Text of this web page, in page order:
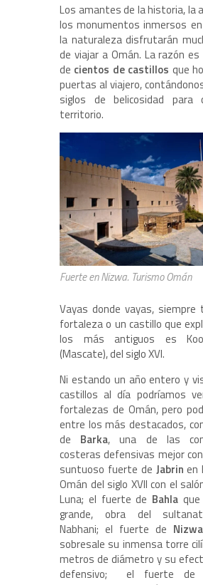
Los amantes de la historia, la
los monumentos inmersos
la naturaleza disfrutarán
de viajar a Omán. La razón
de cientos de castillos que
puertas al viajero,
siglos de belicosidad para
territorio.
Fuerte en Nizwa. Turismo Omán
Vayas donde vayas, siempre
fortaleza o un castillo que
los más antiguos es
(Mascate), del siglo XVI.
Ni estando un año entero y
castillos al día podríamos
fortalezas de Omán, pero
entre los más destacados,
de Barka, una de las
costeras defensivas mejor
suntuoso fuerte de Jabrin en
Omán del siglo XVII con el
Luna; el fuerte de Bahla
grande, obra del
Nabhani; el fuerte de Nizwa
sobresale su inmensa torre
metros de diámetro y su
defensivo; el fuerte de